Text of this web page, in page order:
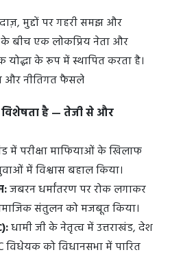
मुद्दों पर गहरी समझ और
बीच एक लोकप्रिय नेता और
के रूप में स्थापित करता है।
और नीतिगत फैसले
विशेषता है — तेजी से और
में परीक्षा माफियाओं के खिलाफ
में विश्वास बहाल किया।
जबरन धर्मांतरण पर रोक लगाकर
संतुलन को मजबूत किया।
धामी जी के नेतृत्व में उत्तराखंड, देश
विधेयक को विधानसभा में पारित